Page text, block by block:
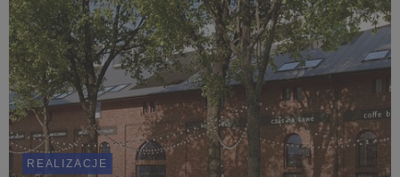
REALIZACJE